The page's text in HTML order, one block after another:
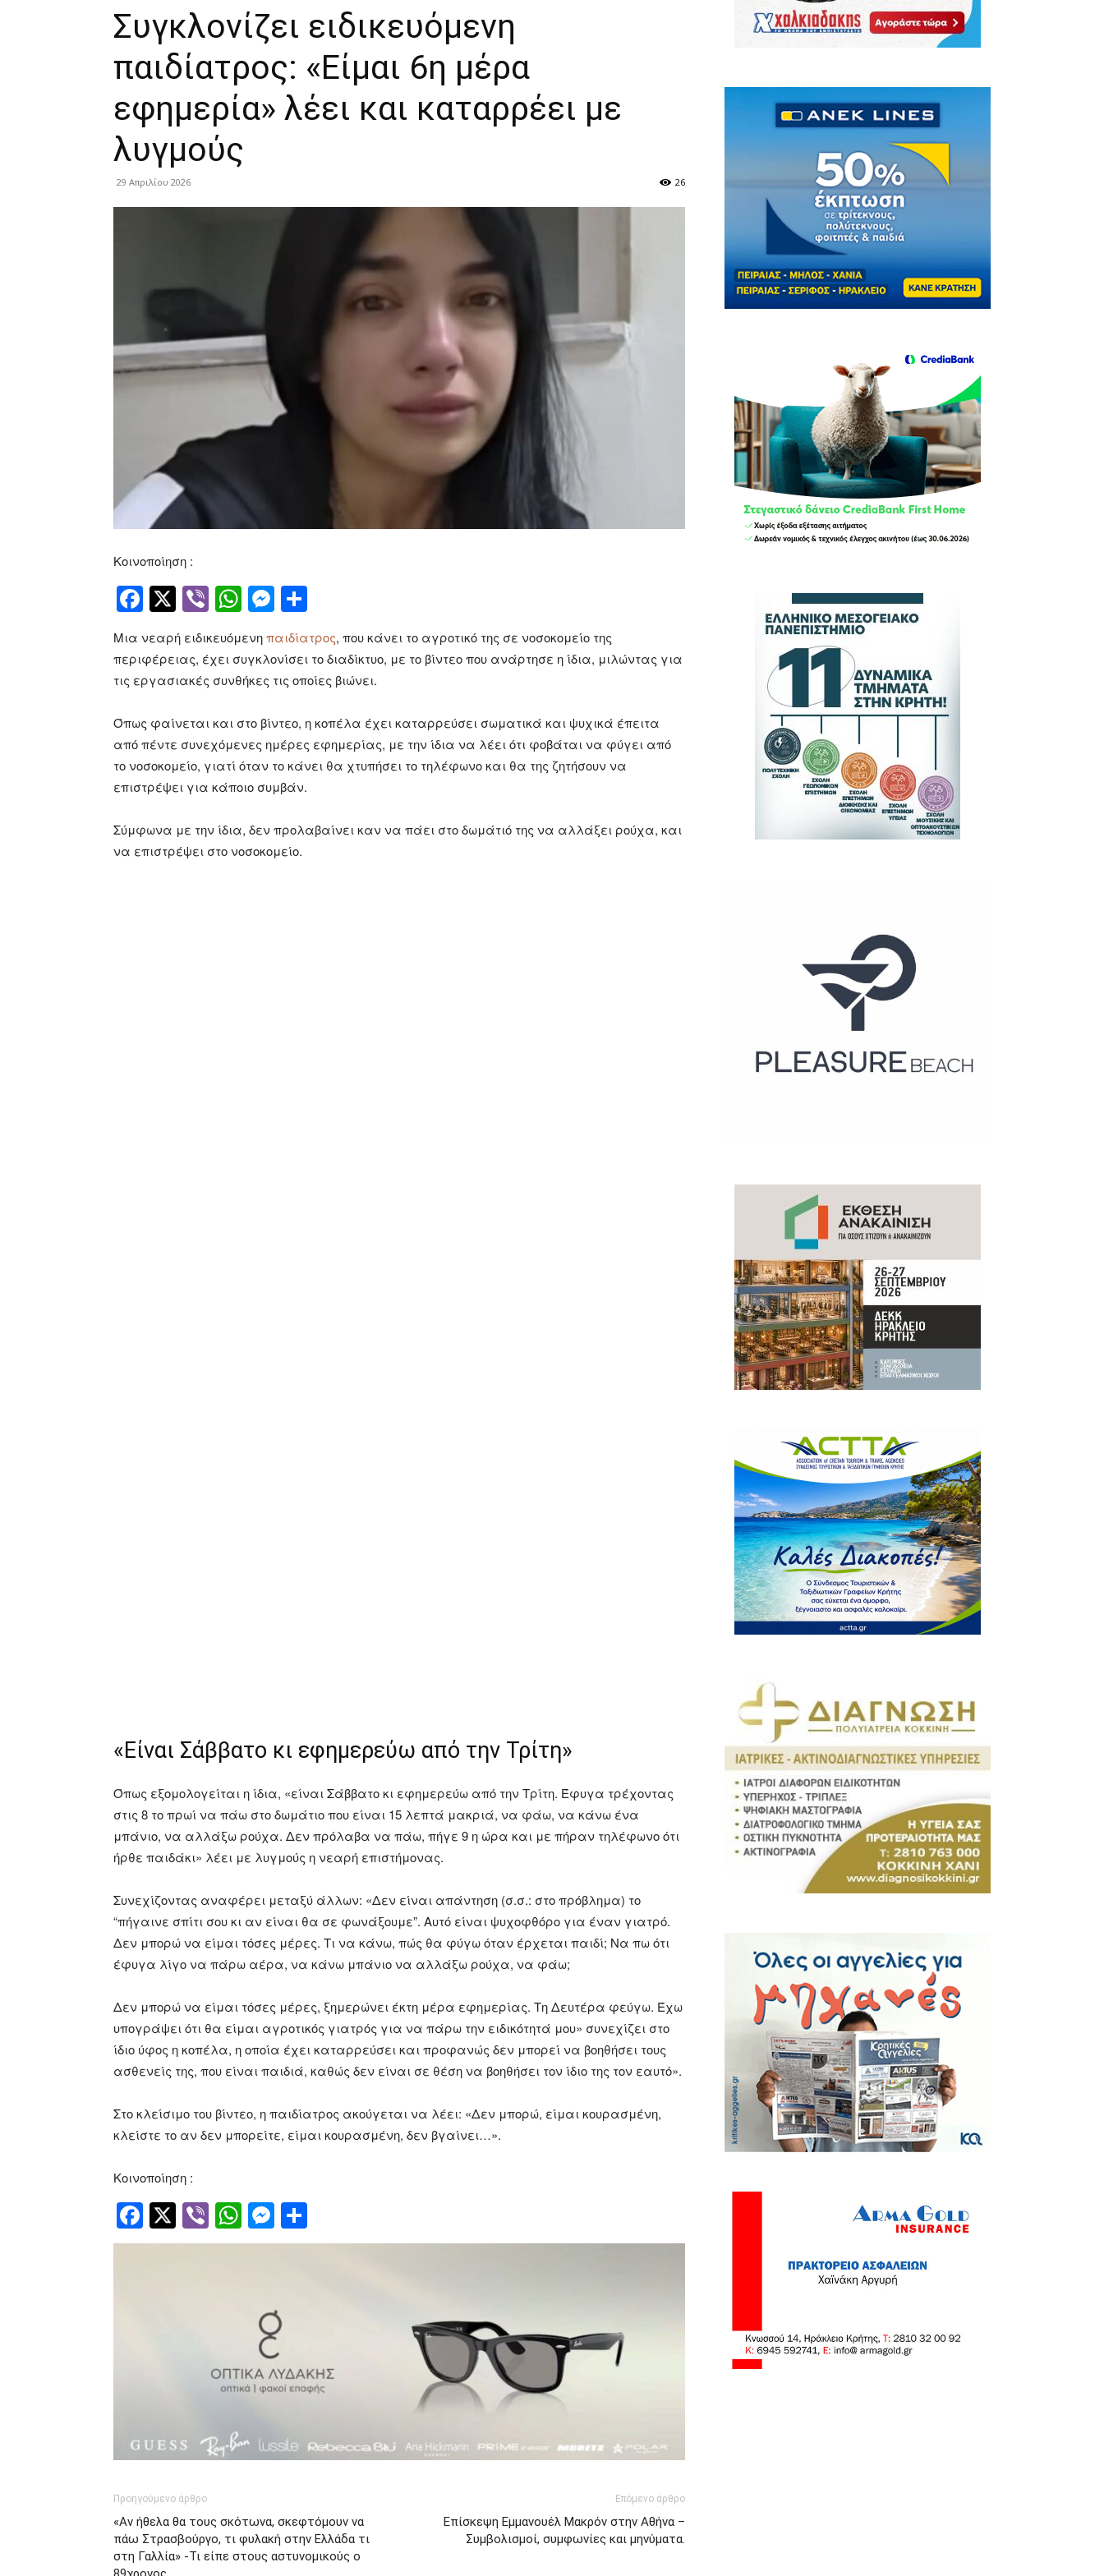
Συγκλονίζει ειδικευόμενη
παιδίατρος: «Είμαι 6η μέρα
εφημερία» λέει και καταρρέει με
λυγμούς
29 Απριλίου 2026 26
Κοινοποίηση :
Facebook
Twitter
ViberWhatsApp
Messenger
Μια νεαρή ειδικευόμενηπαιδίατρος, που κάνει το αγροτικό της σε νοσοκομείο της
περιφέρειας, έχει συγκλονίσει το διαδίκτυο, με το βίντεο που ανάρτησε η ίδια, μιλώντας για
τις εργασιακές συνθήκες τις οποίες βιώνει.
Όπως φαίνεται και στο βίντεο, η κοπέλα έχει καταρρεύσει σωματικά και ψυχικά έπειτα
από πέντε συνεχόμενες ημέρες εφημερίας, με την ίδια να λέει ότι φοβάται να φύγει από
το νοσοκομείο, γιατί όταν το κάνει θα χτυπήσει το τηλέφωνο και θα της ζητήσουν να
επιστρέψει για κάποιο συμβάν.
Σύμφωνα με την ίδια, δεν προλαβαίνει καν να πάει στο δωμάτιό της να αλλάξει ρούχα, και
να επιστρέψει στο νοσοκομείο.
«Είναι Σάββατο κι εφημερεύω από την Τρίτη»
Όπως εξομολογείται η ίδια, «είναι Σάββατο κι εφημερεύω από την Τρίτη. Έφυγα τρέχοντας
στις 8 το πρωί να πάω στο δωμάτιο που είναι 15 λεπτά μακριά, να φάω, να κάνω ένα
μπάνιο, να αλλάξω ρούχα. Δεν πρόλαβα να πάω, πήγε 9 η ώρα και με πήραν τηλέφωνο ότι
ήρθε παιδάκι» λέει με λυγμούς η νεαρή επιστήμονας.
Συνεχίζοντας αναφέρει μεταξύ άλλων: «Δεν είναι απάντηση (σ.σ.: στο πρόβλημα) το
“πήγαινε σπίτι σου κι αν είναι θα σε φωνάξουμε”. Αυτό είναι ψυχοφθόρο για έναν γιατρό.
Δεν μπορώ να είμαι τόσες μέρες. Τι να κάνω, πώς θα φύγω όταν έρχεται παιδί; Να πω ότι
έφυγα λίγο να πάρω αέρα, να κάνω μπάνιο να αλλάξω ρούχα, να φάω;
Δεν μπορώ να είμαι τόσες μέρες, ξημερώνει έκτη μέρα εφημερίας. Τη Δευτέρα φεύγω. Έχω
υπογράψει ότι θα είμαι αγροτικός γιατρός για να πάρω την ειδικότητά μου» συνεχίζει στο
ίδιο ύφος η κοπέλα, η οποία έχει καταρρεύσει και προφανώς δεν μπορεί να βοηθήσει τους
ασθενείς της, που είναι παιδιά, καθώς δεν είναι σε θέση να βοηθήσει τον ίδιο της τον εαυτό».
Στο κλείσιμο του βίντεο, η παιδίατρος ακούγεται να λέει: «Δεν μπορώ, είμαι κουρασμένη,
κλείστε το αν δεν μπορείτε, είμαι κουρασμένη, δεν βγαίνει…».
Κοινοποίηση :
Facebook
Twitter
ViberWhatsApp
Messenger
Προηγούμενο άρθρο
«Αν ήθελα θα τους σκότωνα, σκεφτόμουν να
πάω Στρασβούργο, τι φυλακή στην Ελλάδα τι
στη Γαλλία» -Τι είπε στους αστυνομικούς ο
Επόμενο άρθρο
Επίσκεψη Εμμανουέλ Μακρόν στην Αθήνα –
Συμβολισμοί, συμφωνίες και μηνύματα.